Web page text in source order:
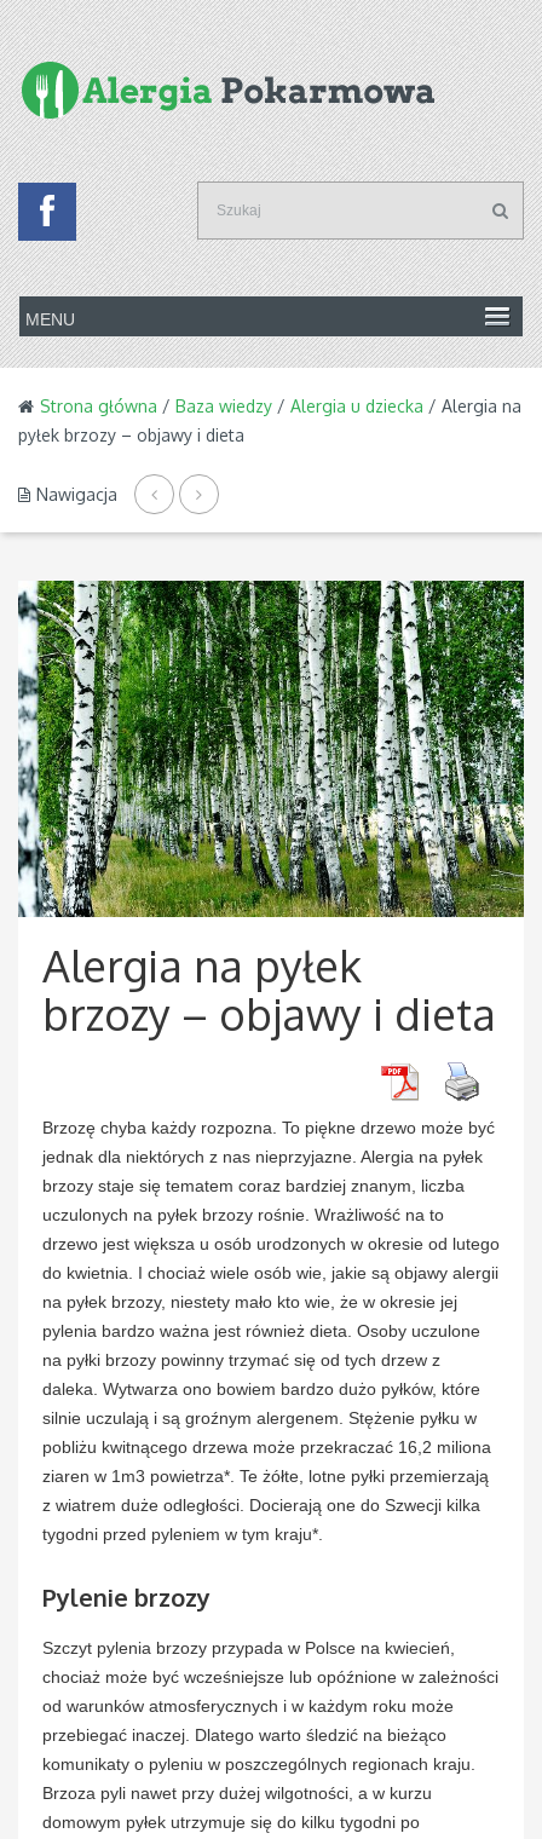
Strona główna / Baza wiedzy / Alergia u dziecka / Alergia na
pyłek brzozy – objawy i dieta
Nawigacja
Alergia na pyłek
brzozy – objawy i dieta
Brzozę chyba każdy rozpozna. To piękne drzewo może być
jednak dla niektórych z nas nieprzyjazne. Alergia na pyłek
brzozy staje się tematem coraz bardziej znanym, liczba
uczulonych na pyłek brzozy rośnie. Wrażliwość na to
drzewo jest większa u osób urodzonych w okresie od lutego
do kwietnia. I chociaż wiele osób wie, jakie są objawy alergii
na pyłek brzozy, niestety mało kto wie, że w okresie jej
pylenia bardzo ważna jest również dieta. Osoby uczulone
na pyłki brzozy powinny trzymać się od tych drzew z
daleka. Wytwarza ono bowiem bardzo dużo pyłków, które
silnie uczulają i są groźnym alergenem. Stężenie pyłku w
pobliżu kwitnącego drzewa może przekraczać 16,2 miliona
ziaren w 1m3 powietrza*. Te żółte, lotne pyłki przemierzają
z wiatrem duże odległości. Docierają one do Szwecji kilka
tygodni przed pyleniem w tym kraju*.
Pylenie brzozy
Szczyt pylenia brzozy przypada w Polsce na kwiecień,
chociaż może być wcześniejsze lub opóźnione w zależności
od warunków atmosferycznych i w każdym roku może
przebiegać inaczej. Dlatego warto śledzić na bieżąco
komunikaty o pyleniu w poszczególnych regionach kraju.
Brzoza pyli nawet przy dużej wilgotności, a w kurzu
domowym pyłek utrzymuje się do kilku tygodni po